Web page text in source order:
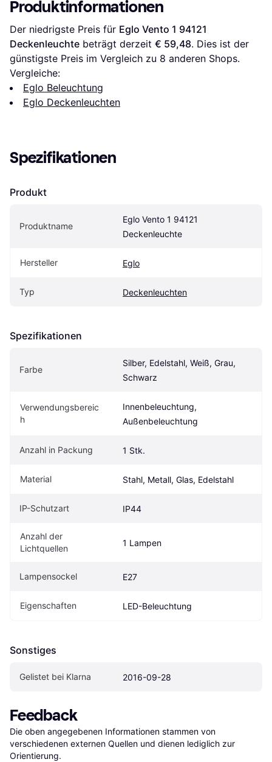
Produktinformationen
Der niedrigste Preis für Eglo Vento 1 94121
Deckenleuchte beträgt derzeit € 59,48. Dies ist der
günstigste Preis im Vergleich zu 8 anderen Shops.
Vergleiche:
Eglo Beleuchtung
Eglo Deckenleuchten
Spezifikationen
Produkt
Produktname
Eglo Vento 1 94121
Deckenleuchte
Hersteller Eglo
Typ Deckenleuchten
Spezifikationen
Farbe
Silber, Edelstahl, Weiß, Grau,
Schwarz
Verwendungsbereic
h
Innenbeleuchtung,
Außenbeleuchtung
Anzahl in Packung 1 Stk.
Material Stahl, Metall, Glas, Edelstahl
IP-Schutzart IP44
Anzahl der
Lichtquellen
1 Lampen
Lampensockel E27
Eigenschaften LED-Beleuchtung
Sonstiges
Gelistet bei Klarna 2016-09-28
Feedback
Die oben angegebenen Informationen stammen von
verschiedenen externen Quellen und dienen lediglich zur
Orientierung.